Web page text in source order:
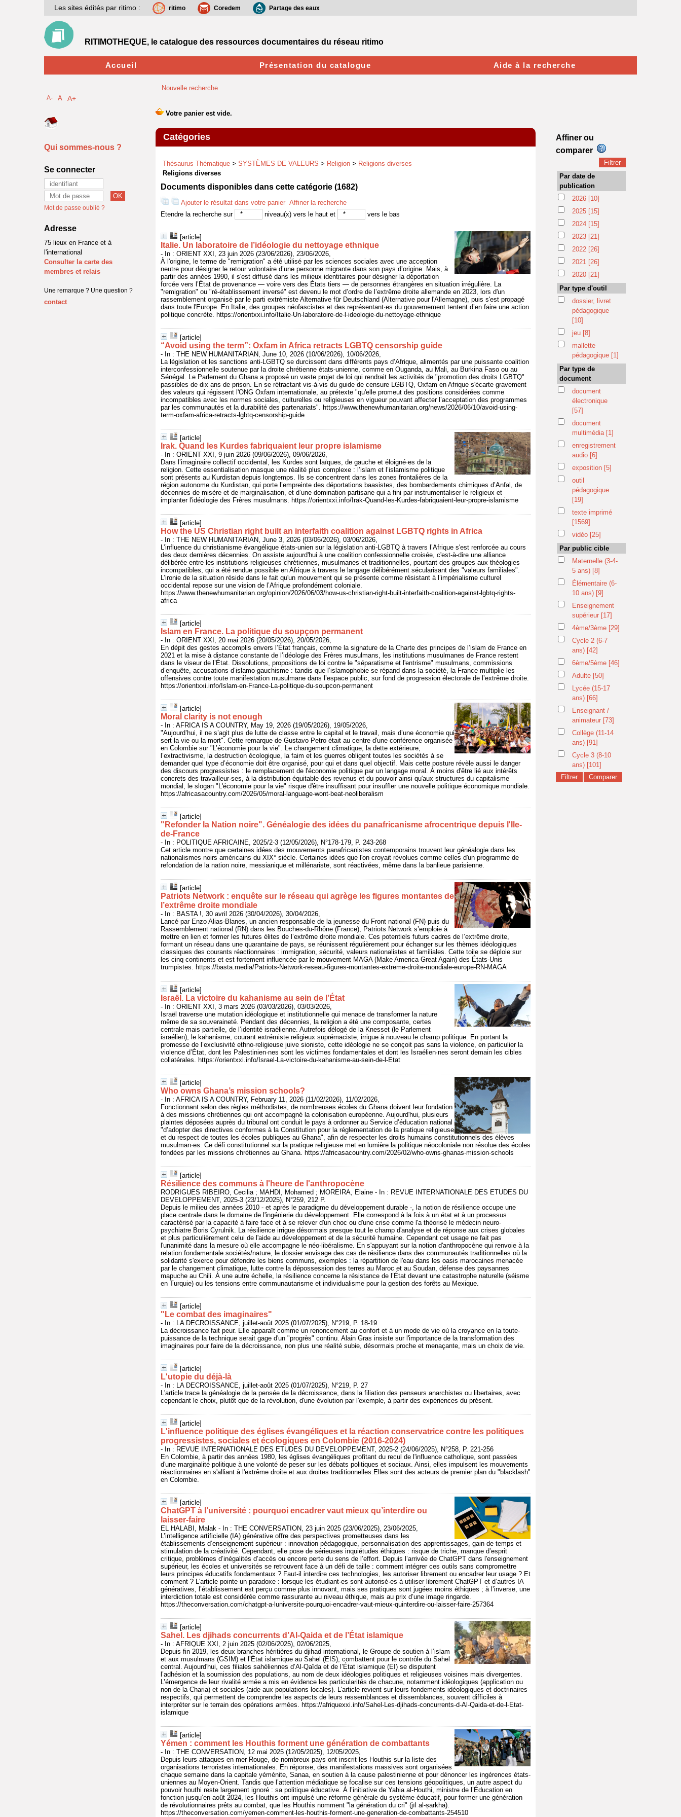
Nouvelle recherche
Catégories
Thésaurus Thématique > SYSTÈMES DE VALEURS > Religion > Religions diverses
Religions diverses
Documents disponibles dans cette catégorie (1682)
Ajouter le résultat dans votre panier Affiner la recherche
Etendre la recherche sur
niveau(x) vers le haut et vers le bas
[article]
Italie. Un laboratoire de l’idéologie du nettoyage ethnique
- In : ORIENT XXI, 23 juin 2026 (23/06/2026), 23/06/2026,
À l'origine, le terme de "remigration" a été utilisé par les sciences sociales avec une acception
neutre pour désigner le retour volontaire d’une personne migrante dans son pays d’origine. Mais, à
partir des années 1990, il s'est diffusé dans les milieux identitaires pour désigner la déportation
forcée vers l’État de provenance — voire vers des États tiers — de personnes étrangères en situation irrégulière. La
"remigration" ou "ré-établissement inversé" est devenu le mot d’ordre de l’extrême droite allemande en 2023, lors d'un
rassemblement organisé par le parti extrémiste Alternative für Deutschland (Alternative pour l'Allemagne), puis s'est propagé
dans toute l'Europe. En Italie, des groupes néofascistes et des représentant·es du gouvernement tentent d’en faire une action
politique concrète. https://orientxxi.info/Italie-Un-laboratoire-de-l-ideologie-du-nettoyage-ethnique
[article]
“Avoid using the term”: Oxfam in Africa retracts LGBTQ censorship guide
- In : THE NEW HUMANITARIAN, June 10, 2026 (10/06/2026), 10/06/2026,
La législation et les sanctions anti-LGBTQ se durcissent dans différents pays d’Afrique, alimentés par une puissante coalition
interconfessionnelle soutenue par la droite chrétienne états-unienne, comme en Ouganda, au Mali, au Burkina Faso ou au
Sénégal. Le Parlement du Ghana a proposé un vaste projet de loi qui rendrait les activités de "promotion des droits LGBTQ"
passibles de dix ans de prison. En se rétractant vis-à-vis du guide de censure LGBTQ, Oxfam en Afrique s'écarte gravement
des valeurs qui régissent l'ONG Oxfam internationale, au prétexte "qu'elle promeut des positions considérées comme
incompatibles avec les normes sociales, culturelles ou religieuses en vigueur pouvant affecter l’acceptation des programmes
par les communautés et la durabilité des partenariats". https://www.thenewhumanitarian.org/news/2026/06/10/avoid-using-
term-oxfam-africa-retracts-lgbtq-censorship-guide
[article]
Irak. Quand les Kurdes fabriquaient leur propre islamisme
- In : ORIENT XXI, 9 juin 2026 (09/06/2026), 09/06/2026,
Dans l’imaginaire collectif occidental, les Kurdes sont laïques, de gauche et éloigné·es de la
religion. Cette essentialisation masque une réalité plus complexe : l’islam et l’islamisme politique
sont présents au Kurdistan depuis longtemps. Ils se concentrent dans les zones frontalières de la
région autonome du Kurdistan, qui porte l’empreinte des déportations baasistes, des bombardements chimiques d’Anfal, de
décennies de misère et de marginalisation, et d’une domination partisane qui a fini par instrumentaliser le religieux et
implanter l'idéologie des Frères musulmans. https://orientxxi.info/Irak-Quand-les-Kurdes-fabriquaient-leur-propre-islamisme
[article]
How the US Christian right built an interfaith coalition against LGBTQ rights in Africa
- In : THE NEW HUMANITARIAN, June 3, 2026 (03/06/2026), 03/06/2026,
L’influence du christianisme évangélique états-unien sur la législation anti-LGBTQ à travers l’Afrique s'est renforcée au cours
des deux dernières décennies. On assiste aujourd'hui à une coalition confessionnelle croisée, c'est-à-dire une alliance
délibérée entre les institutions religieuses chrétiennes, musulmanes et traditionnelles, pourtant des groupes aux théologies
incompatibles, qui a été rendue possible en Afrique à travers le langage délibérément sécularisant des "valeurs familiales".
L’ironie de la situation réside dans le fait qu'un mouvement qui se présente comme résistant à l’impérialisme culturel
occidental repose sur une vision de l’Afrique profondément coloniale.
https://www.thenewhumanitarian.org/opinion/2026/06/03/how-us-christian-right-built-interfaith-coalition-against-lgbtq-rights-
africa
[article]
Islam en France. La politique du soupçon permanent
- In : ORIENT XXI, 20 mai 2026 (20/05/2026), 20/05/2026,
En dépit des gestes accomplis envers l’État français, comme la signature de la Charte des principes de l’islam de France en
2021 et la mise à distance constante de l’idéologie des Frères musulmans, les institutions musulmanes de France restent
dans le viseur de l’État. Dissolutions, propositions de loi contre le "séparatisme et l'entrisme" musulmans, commissions
d’enquête, accusations d’islamo-gauchisme : tandis que l’islamophobie se répand dans la société, la France multiplie les
offensives contre toute manifestation musulmane dans l’espace public, sur fond de progression électorale de l’extrême droite.
https://orientxxi.info/Islam-en-France-La-politique-du-soupcon-permanent
[article]
Moral clarity is not enough
- In : AFRICA IS A COUNTRY, May 19, 2026 (19/05/2026), 19/05/2026,
"Aujourd’hui, il ne s’agit plus de lutte de classe entre le capital et le travail, mais d’une économie qui
sert la vie ou la mort". Cette remarque de Gustavo Petro était au centre d'une conférence organisée
en Colombie sur "L’économie pour la vie". Le changement climatique, la dette extérieure,
l’extractivisme, la destruction écologique, la faim et les guerres obligent toutes les sociétés à se
demander quel type d’économie doit être organisé, pour qui et dans quel objectif. Mais cette posture révèle aussi le danger
des discours progressistes : le remplacement de l'économie politique par un langage moral. À moins d'être lié aux intérêts
concrets des travailleur·ses, à la distribution équitable des revenus et du pouvoir ainsi qu'aux structures du capitalisme
mondial, le slogan "L'économie pour la vie" risque d'être insuffisant pour insuffler une nouvelle politique économique mondiale.
https://africasacountry.com/2026/05/moral-language-wont-beat-neoliberalism
[article]
"Refonder la Nation noire". Généalogie des idées du panafricanisme afrocentrique depuis l'Ile-
de-France
- In : POLITIQUE AFRICAINE, 2025/2-3 (12/05/2026), N°178-179, P. 243-268
Cet article montre que certaines idées des mouvements panafricanistes contemporains trouvent leur généalogie dans les
nationalismes noirs américains du XIX° siècle. Certaines idées que l'on croyait révolues comme celles d'un programme de
refondation de la nation noire, messianique et millénariste, sont réactivées, même dans la banlieue parisienne.
[article]
Patriots Network : enquête sur le réseau qui agrège les figures montantes de
l’extrême droite mondiale
- In : BASTA !, 30 avril 2026 (30/04/2026), 30/04/2026,
Lancé par Enzo Alias-Blanes, un ancien responsable de la jeunesse du Front national (FN) puis du
Rassemblement national (RN) dans les Bouches-du-Rhône (France), Patriots Network s’emploie à
mettre en lien et former les futures élites de l’extrême droite mondiale. Ces potentiels futurs cadres de l’extrême droite,
formant un réseau dans une quarantaine de pays, se réunissent régulièrement pour échanger sur les thèmes idéologiques
classiques des courants réactionnaires : immigration, sécurité, valeurs nationalistes et familiales. Cette toile se déploie sur
les cinq continents et est fortement influencée par le mouvement MAGA (Make America Great Again) des États-Unis
trumpistes. https://basta.media/Patriots-Network-reseau-figures-montantes-extreme-droite-mondiale-europe-RN-MAGA
[article]
Israël. La victoire du kahanisme au sein de l’État
- In : ORIENT XXI, 3 mars 2026 (03/03/2026), 03/03/2026,
Israël traverse une mutation idéologique et institutionnelle qui menace de transformer la nature
même de sa souveraineté. Pendant des décennies, la religion a été une composante, certes
centrale mais partielle, de l’identité israélienne. Autrefois délogé de la Knesset (le Parlement
israélien), le kahanisme, courant extrémiste religieux suprémaciste, irrigue à nouveau le champ politique. En portant la
promesse de l’exclusivité ethno-religieuse juive sioniste, cette idéologie ne se conçoit pas sans la violence, en particulier la
violence d’État, dont les Palestinien·nes sont les victimes fondamentales et dont les Israélien·nes seront demain les cibles
collatérales. https://orientxxi.info/Israel-La-victoire-du-kahanisme-au-sein-de-l-Etat
[article]
Who owns Ghana’s mission schools?
- In : AFRICA IS A COUNTRY, February 11, 2026 (11/02/2026), 11/02/2026,
Fonctionnant selon des règles méthodistes, de nombreuses écoles du Ghana doivent leur fondation
à des missions chrétiennes qui ont accompagné la colonisation européenne. Aujourd'hui, plusieurs
plaintes déposées auprès du tribunal ont conduit le pays à ordonner au Service d’éducation national
"d’adopter des directives conformes à la Constitution pour la réglementation de la pratique religieuse
et du respect de toutes les écoles publiques au Ghana", afin de respecter les droits humains constitutionnels des élèves
musulman·es. Ce défi constitutionnel sur la pratique religieuse met en lumière la politique néocoloniale non résolue des écoles
fondées par les missions chrétiennes au Ghana. https://africasacountry.com/2026/02/who-owns-ghanas-mission-schools
[article]
Résilience des communs à l'heure de l'anthropocène
RODRIGUES RIBEIRO, Cecilia ; MAHDI, Mohamed ; MOREIRA, Elaine - In : REVUE INTERNATIONALE DES ETUDES DU
DEVELOPPEMENT, 2025-3 (23/12/2025), N°259, 212 P.
Depuis le milieu des années 2010 - et après le paradigme du développement durable -, la notion de résilience occupe une
place centrale dans le domaine de l'ingénierie du développement. Elle correspond à la fois à un état et à un processus
caractérisé par la capacité à faire face et à se relever d'un choc ou d'une crise comme l'a théorisé le médecin neuro-
psychiatre Boris Cyrulnik. La résilience irrigue désormais presque tout le champ d'analyse et de réponse aux crises globales
et plus particulièrement celui de l'aide au développement et de la sécurité humaine. Cependant cet usage ne fait pas
l'unanimité dans la mesure où elle accompagne le néo-libéralisme. En s'appuyant sur la notion d'anthropocène qui renvoie à la
relation fondamentale sociétés/nature, le dossier envisage des cas de résilience dans des communautés traditionnelles où la
solidarité s'exerce pour défendre les biens communs, exemples : la répartition de l'eau dans les oasis marocaines menacée
par le changement climatique, lutte contre la dépossession des terres au Maroc et au Soudan, défense des paysannes
mapuche au Chili. À une autre échelle, la résilience concerne la résistance de l’État devant une catastrophe naturelle (séisme
en Turquie) ou les tensions entre communautarisme et individualisme pour la gestion des forêts au Mexique.
[article]
"Le combat des imaginaires"
- In : LA DECROISSANCE, juillet-août 2025 (01/07/2025), N°219, P. 18-19
La décroissance fait peur. Elle apparaît comme un renoncement au confort et à un mode de vie où la croyance en la toute-
puissance de la technique serait gage d'un "progrès" continu. Alain Gras insiste sur l'importance de la transformation des
imaginaires pour faire de la décroissance, non plus une réalité subie, désormais proche et menaçante, mais un choix de vie.
[article]
L'utopie du déjà-là
- In : LA DECROISSANCE, juillet-août 2025 (01/07/2025), N°219, P. 27
L'article trace la généalogie de la pensée de la décroissance, dans la filiation des penseurs anarchistes ou libertaires, avec
cependant le choix, plutôt que de la révolution, d'une évolution par l'exemple, à partir des expériences du présent.
[article]
L'influence politique des églises évangéliques et la réaction conservatrice contre les politiques
progressistes, sociales et écologiques en Colombie (2016-2024)
- In : REVUE INTERNATIONALE DES ETUDES DU DEVELOPPEMENT, 2025-2 (24/06/2025), N°258, P. 221-256
En Colombie, à partir des années 1980, les églises évangéliques profitant du recul de l'influence catholique, sont passées
d'une marginalité politique à une volonté de peser sur les débats politiques et sociaux. Ainsi, elles impulsent les mouvements
réactionnaires en s'alliant à l'extrême droite et aux droites traditionnelles.Elles sont des acteurs de premier plan du "blacklash"
en Colombie.
[article]
ChatGPT à l’université : pourquoi encadrer vaut mieux qu’interdire ou
laisser-faire
EL HALABI, Malak - In : THE CONVERSATION, 23 juin 2025 (23/06/2025), 23/06/2025,
L’intelligence artificielle (IA) générative offre des perspectives prometteuses dans les
établissements d’enseignement supérieur : innovation pédagogique, personnalisation des apprentissages, gain de temps et
stimulation de la créativité. Cependant, elle pose de sérieuses inquiétudes éthiques : risque de triche, manque d’esprit
critique, problèmes d’inégalités d’accès ou encore perte du sens de l’effort. Depuis l’arrivée de ChatGPT dans l'enseignement
supérieur, les écoles et universités se retrouvent face à un défi de taille : comment intégrer ces outils sans compromettre
leurs principes éducatifs fondamentaux ? Faut-il interdire ces technologies, les autoriser librement ou encadrer leur usage ? Et
comment ? L'article pointe un paradoxe : lorsque les étudiant·es sont autorisé·es à utiliser librement ChatGPT et d’autres IA
génératives, l’établissement est perçu comme plus innovant, mais ses pratiques sont jugées moins éthiques ; à l’inverse, une
interdiction totale est considérée comme rassurante au niveau éthique, mais au prix d’une image ringarde.
https://theconversation.com/chatgpt-a-luniversite-pourquoi-encadrer-vaut-mieux-quinterdire-ou-laisser-faire-257364
[article]
Sahel. Les djihads concurrents d’Al-Qaida et de l’État islamique
- In : AFRIQUE XXI, 2 juin 2025 (02/06/2025), 02/06/2025,
Depuis fin 2019, les deux branches héritières du djihad international, le Groupe de soutien à l’islam
et aux musulmans (GSIM) et l’État islamique au Sahel (EIS), combattent pour le contrôle du Sahel
central. Aujourd'hui, ces filiales sahéliennes d’Al-Qaïda et de l’État islamique (EI) se disputent
l’adhésion et la soumission des populations, au nom de deux idéologies politiques et religieuses voisines mais divergentes.
L’émergence de leur rivalité armée a mis en évidence les particularités de chacune, notamment idéologiques (application ou
non de la Charia) et sociales (aide aux populations locales). L'article revient sur leurs fondements idéologiques et doctrinaires
respectifs, qui permettent de comprendre les aspects de leurs ressemblances et dissemblances, souvent difficiles à
interpréter sur le terrain des opérations armées. https://afriquexxi.info/Sahel-Les-djihads-concurrents-d-Al-Qaida-et-de-l-Etat-
islamique
[article]
Yémen : comment les Houthis forment une génération de combattants
- In : THE CONVERSATION, 12 mai 2025 (12/05/2025), 12/05/2025,
Depuis leurs attaques en mer Rouge, de nombreux pays ont inscrit les Houthis sur la liste des
organisations terroristes internationales. En réponse, des manifestations massives sont organisées
chaque semaine dans la capitale yéménite, Sanaa, en soutien à la cause palestinienne et pour dénoncer les ingérences états-
uniennes au Moyen-Orient. Tandis que l’attention médiatique se focalise sur ces tensions géopolitiques, un autre aspect du
pouvoir houthi reste largement ignoré : sa politique éducative. À l’initiative de Yahia al-Houthi, ministre de l’Éducation en
fonction jusqu’en août 2024, les Houthis ont impulsé une réforme générale du système éducatif, pour former une génération
de révolutionnaires prêts au combat, que les Houthis nomment "la génération du cri" (jīl al-ṣarkha).
https://theconversation.com/yemen-comment-les-houthis-forment-une-generation-de-combattants-254510
Les sites édités par ritimo : ritimo Coredem Partage des eaux
RITIMOTHEQUE, le catalogue des ressources documentaires du réseau ritimo
Accueil Présentation du catalogue Aide à la recherche
A- A A+
Qui sommes-nous ?
Se connecter
Mot de passe oublié ?
Adresse
75 lieux en France et à
l'international
Consulter la carte des
membres et relais
Une remarque ? Une question ?
contact
Affiner ou
comparer
Par date de
publication
2026 [10]
2025 [15]
2024 [15]
2023 [21]
2022 [26]
2021 [26]
2020 [21]
Par type d'outil
dossier, livret
pédagogique
[10]
jeu [8]
mallette
pédagogique [1]
Par type de
document
document
électronique
[57]
document
multimédia [1]
enregistrement
audio [6]
exposition [5]
outil
pédagogique
[19]
texte imprimé
[1569]
vidéo [25]
Par public cible
Maternelle (3-4-
5 ans) [8]
Élémentaire (6-
10 ans) [9]
Enseignement
supérieur [17]
4ème/3ème [29]
Cycle 2 (6-7
ans) [42]
6ème/5ème [46]
Adulte [50]
Lycée (15-17
ans) [66]
Enseignant /
animateur [73]
Collège (11-14
ans) [91]
Cycle 3 (8-10
ans) [101]